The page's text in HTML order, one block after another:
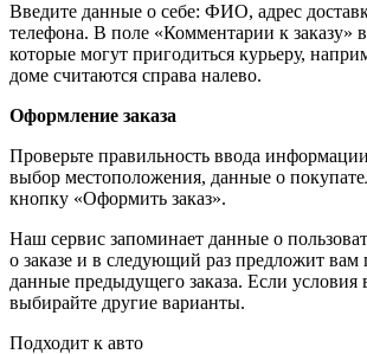
Введите данные о себе: ФИО, адрес
телефона. В поле «Комментарии к заказу»
которые могут пригодиться курьеру,
доме считаются справа налево.
Оформление заказа
Проверьте правильность ввода
выбор местоположения, данные о
кнопку «Оформить заказ».
Наш сервис запоминает данные о
о заказе и в следующий раз предложит вам
данные предыдущего заказа. Если условия
выбирайте другие варианты.
Подходит к авто